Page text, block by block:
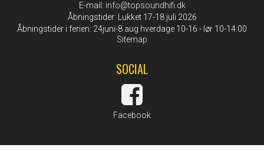
E-mail : info@topsoundhifi.dk
Åbningstider: Lukket 17-18 juli 2026
Åbningstider i ferien: 24juni-8 aug hverdage 10-16 - lør 10-14.00
Sitemap
SOCIAL
Facebook